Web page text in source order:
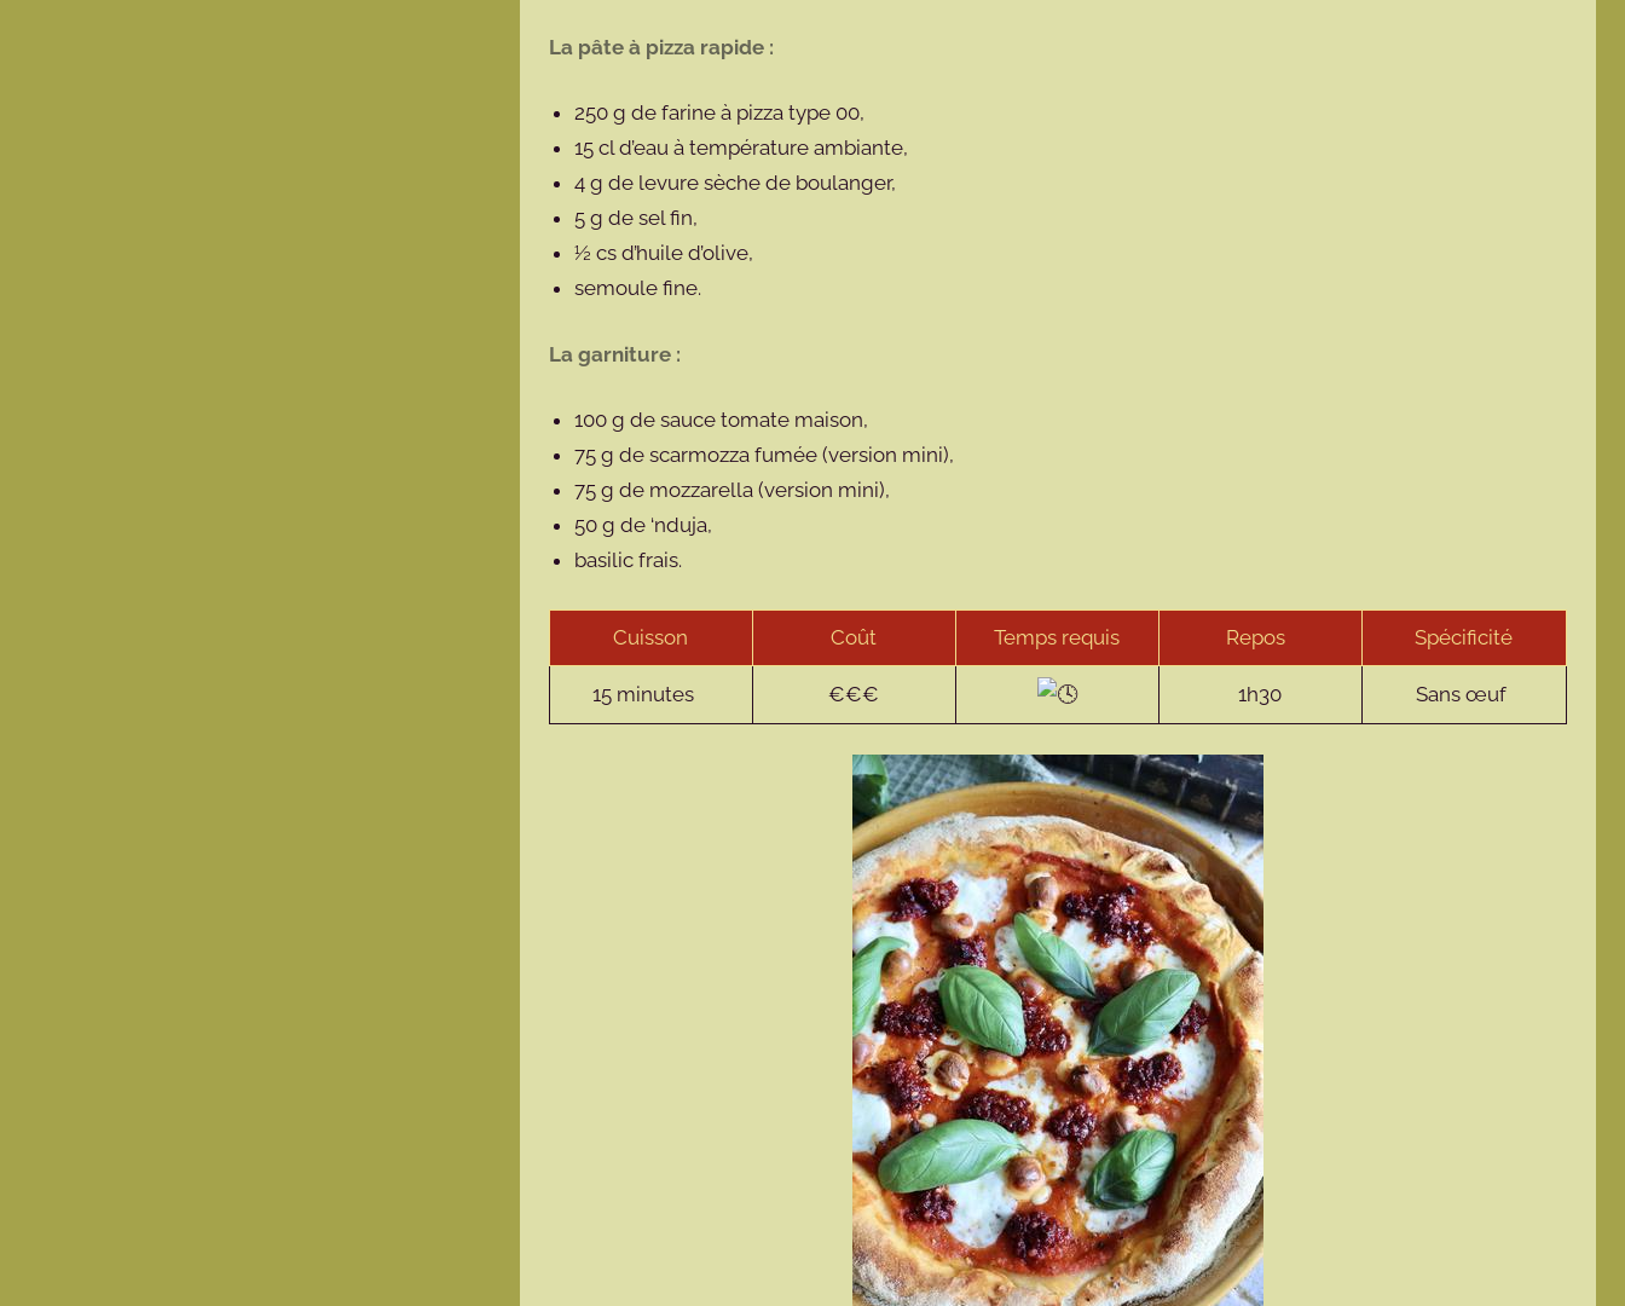
La pâte à pizza rapide :
250 g de farine à pizza type 00,
15 cl d’eau à température ambiante,
4 g de levure sèche de boulanger,
5 g de sel fin,
½ cs d’huile d’olive,
semoule fine.
La garniture :
100 g de sauce tomate maison,
75 g de scarmozza fumée (version mini),
75 g de mozzarella (version mini),
50 g de ‘nduja,
basilic frais.
Cuisson Coût Temps requis Repos Spécificité
15 minutes €€€ 1h30 Sans œuf